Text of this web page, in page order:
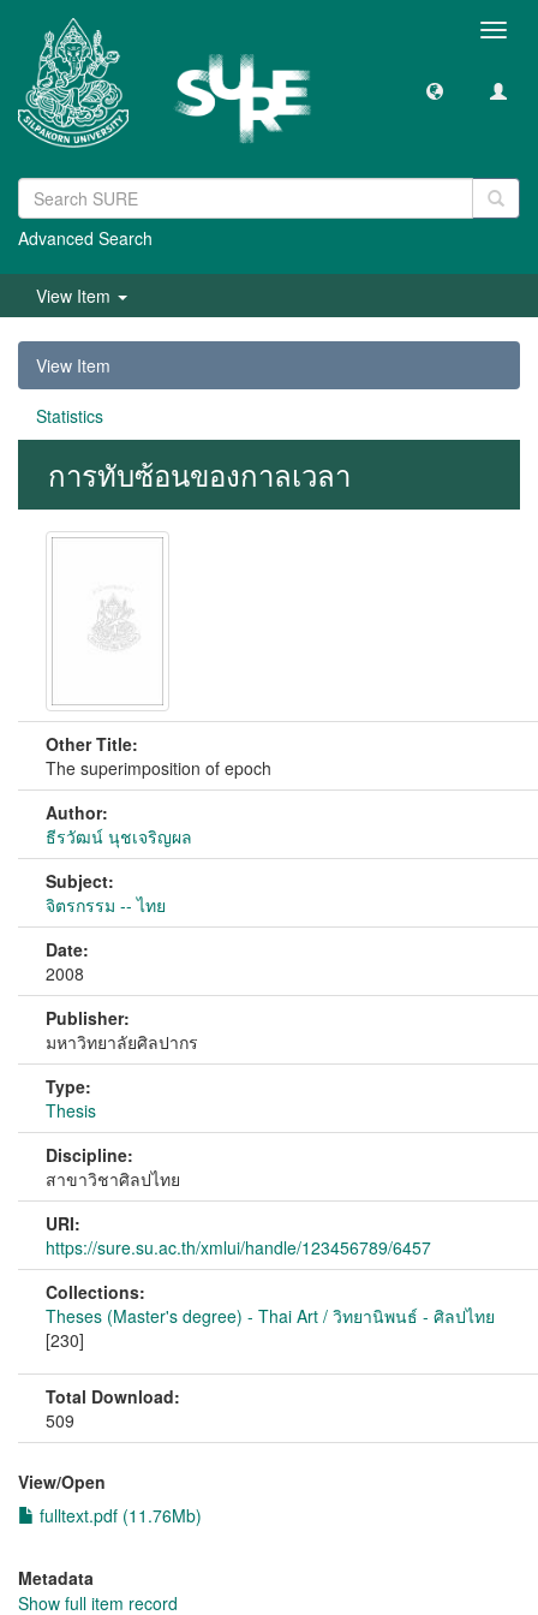
Advanced Search
View Item
View Item
Statistics
การทับซ้อนของกาลเวลา
Other Title:
The superimposition of epoch
Author:
ธีรวัฒน์ นุชเจริญผล
Subject:
จิตรกรรม -- ไทย
Date:
2008
Publisher:
มหาวิทยาลัยศิลปากร
Type:
Thesis
Discipline:
สาขาวิชาศิลปไทย
URI:
https://sure.su.ac.th/xmlui/handle/123456789/6457
Collections:
Theses (Master's degree) - Thai Art / วิทยานิพนธ์ - ศิลปไทย
[230]
Total Download:
509
View/Open
fulltext.pdf (11.76Mb)
Metadata
Show full item record